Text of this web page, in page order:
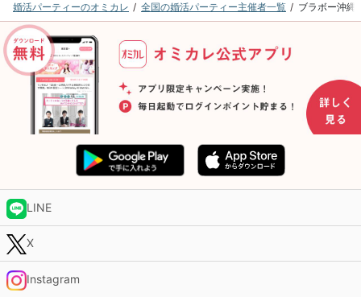
婚活パーティーのオミカレ 全国の婚活パーティー主催者一覧 ブラボー沖縄
LINE
X
Instagram